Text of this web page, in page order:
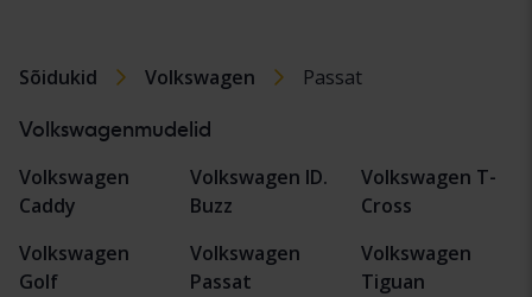
Sõidukid Volkswagen Passat
Volkswagenmudelid
Volkswagen
Caddy
Volkswagen
Golf
Volkswagen ID.
Buzz
Volkswagen
Passat
Volkswagen T-
Cross
Volkswagen
Tiguan